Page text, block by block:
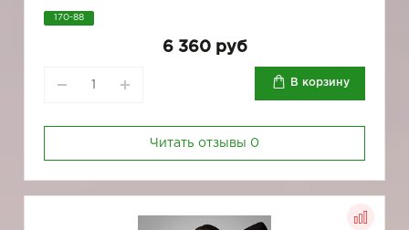
170-88
6 360 руб
В корзину
Читать отзывы 0